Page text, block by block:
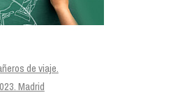
de viaje.
Madrid